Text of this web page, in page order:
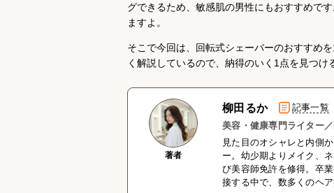
グできるため、敏感肌の男性にもおすすめで
ますよ。
そこで今回は、回転式シェーバーのおすすめ
く解説しているので、納得のいく1点を見つけ
著者
柳田るか
記事一覧
美容・健康専門ライター
見た目のオシャレと内側
ー。幼少期よりメイク、
び美容師免許を修得。卒
接する中で、数多くのヘ